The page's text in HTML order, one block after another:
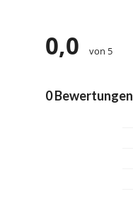
0,0 von 5
0 Bewertungen